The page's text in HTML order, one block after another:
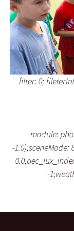
filter: 0;
module:
-1.0);sceneMode:
-